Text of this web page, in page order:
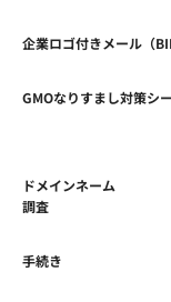
企業ロゴ付きメール（
GMOなりすまし対策シ
ドメインネーム
調査
手続き